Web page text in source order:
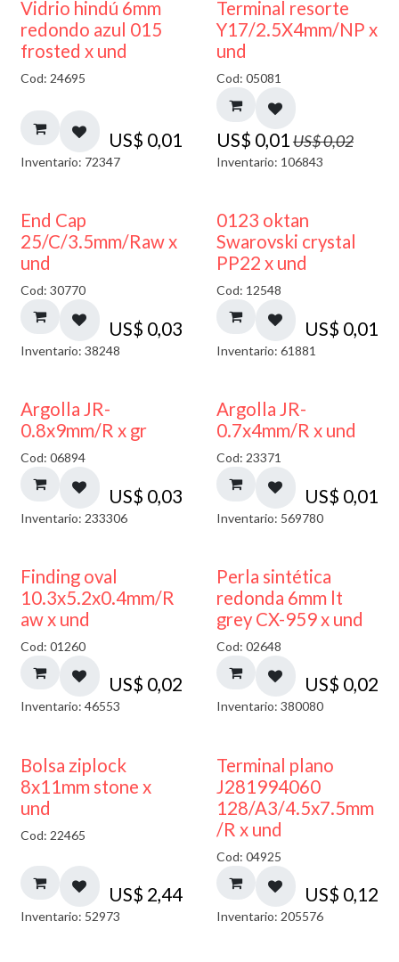
40% DESCUENTO
Vidrio hindú 6mm
redondo azul 015
frosted x und
Cod: 24695
US$ 0,01
Inventario: 72347
50% DESCUENTO
Terminal resorte
Y17/2.5X4mm/NP x
und
Cod: 05081
US$ 0,01 US$0,02
Inventario: 106843
End Cap
25/C/3.5mm/Raw x
und
Cod: 30770
US$ 0,03
Inventario: 38248
0123 oktan
Swarovski crystal
PP22 x und
Cod: 12548
US$ 0,01
Inventario: 61881
Argolla JR-
0.8x9mm/R x gr
Cod: 06894
US$ 0,03
Inventario: 233306
Argolla JR-
0.7x4mm/R x und
Cod: 23371
US$ 0,01
Inventario: 569780
Finding oval
10.3x5.2x0.4mm/R
aw x und
Cod: 01260
US$ 0,02
Inventario: 46553
Perla sintética
redonda 6mm lt
grey CX-959 x und
Cod: 02648
US$ 0,02
Inventario: 380080
¡NUEVO!
Bolsa ziplock
8x11mm stone x
und
Cod: 22465
US$ 2,44
Inventario: 52973
Terminal plano
J281994060
128/A3/4.5x7.5mm
/R x und
Cod: 04925
US$ 0,12
Inventario: 205576